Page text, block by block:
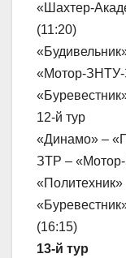
«Шахтер-
(11:20)
«Мотор-ЗНТУ-
12-й тур
«Динамо» –
ЗТР –
«Политехник»
(16:15)
13-й тур